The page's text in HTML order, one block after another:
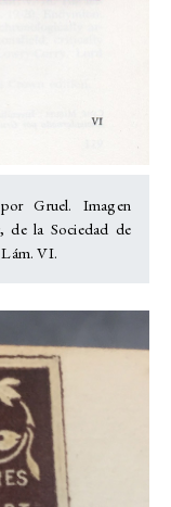
Gruel. Imagen
, de la Sociedad de
VI.